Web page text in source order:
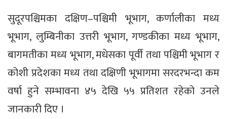
सुदूरपश्चिमका दक्षिण–पश्चिमी भूभाग, कर्णालीका मध्य
भूभाग, लुम्बिनीका उत्तरी भूभाग, गण्डकीका मध्य भूभाग,
बागमतीका मध्य भूभाग, मधेसका पूर्वी तथा पश्चिमी भूभाग र
कोशी प्रदेशका मध्य तथा दक्षिणी भूभागमा सरदरभन्दा कम
वर्षा हुने सम्भावना ४५ देखि ५५ प्रतिशत रहेको उनले
जानकारी दिए ।